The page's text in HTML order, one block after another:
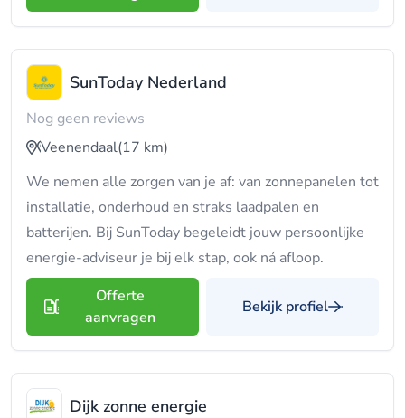
SunToday Nederland
Nog geen reviews
Veenendaal(17 km)
We nemen alle zorgen van je af: van zonnepanelen tot
installatie, onderhoud en straks laadpalen en
batterijen. Bij SunToday begeleidt jouw persoonlijke
energie-adviseur je bij elk stap, ook ná afloop.
Offerte
aanvragen
Bekijk profiel
Dijk zonne energie